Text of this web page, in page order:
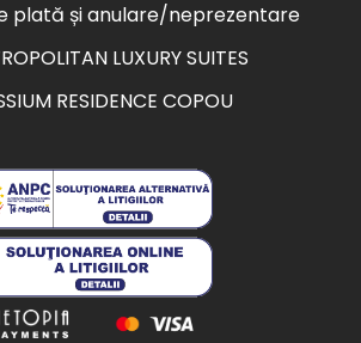
plată și anulare/neprezentare
LUXURY SUITES
RESIDENCE COPOU